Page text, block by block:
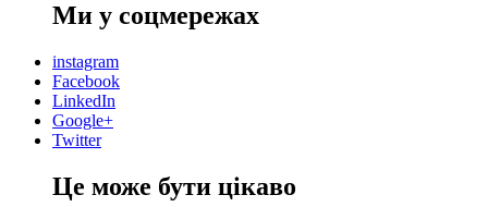
Ми у соцмережах
instagram
Facebook
LinkedIn
Google+
Twitter
Це може бути цікаво